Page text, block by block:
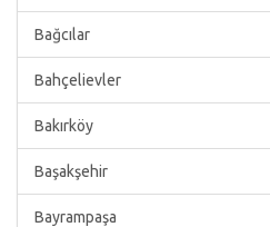
Bağcılar
Bahçelievler
Bakırköy
Başakşehir
Bayrampaşa